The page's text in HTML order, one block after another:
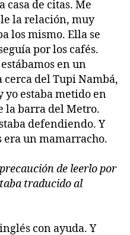
casa de citas. Me
la relación, muy
los mismo. Ella se
por los cafés.
en un
del Tupi Nambá,
yo estaba metido en
la barra del Metro.
defendiendo. Y
era un mamarracho.
de leerlo por
traducido al
con ayuda. Y